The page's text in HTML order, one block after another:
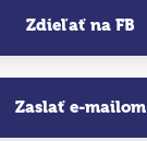
Zdieľať na FB
Zaslať e-mailom